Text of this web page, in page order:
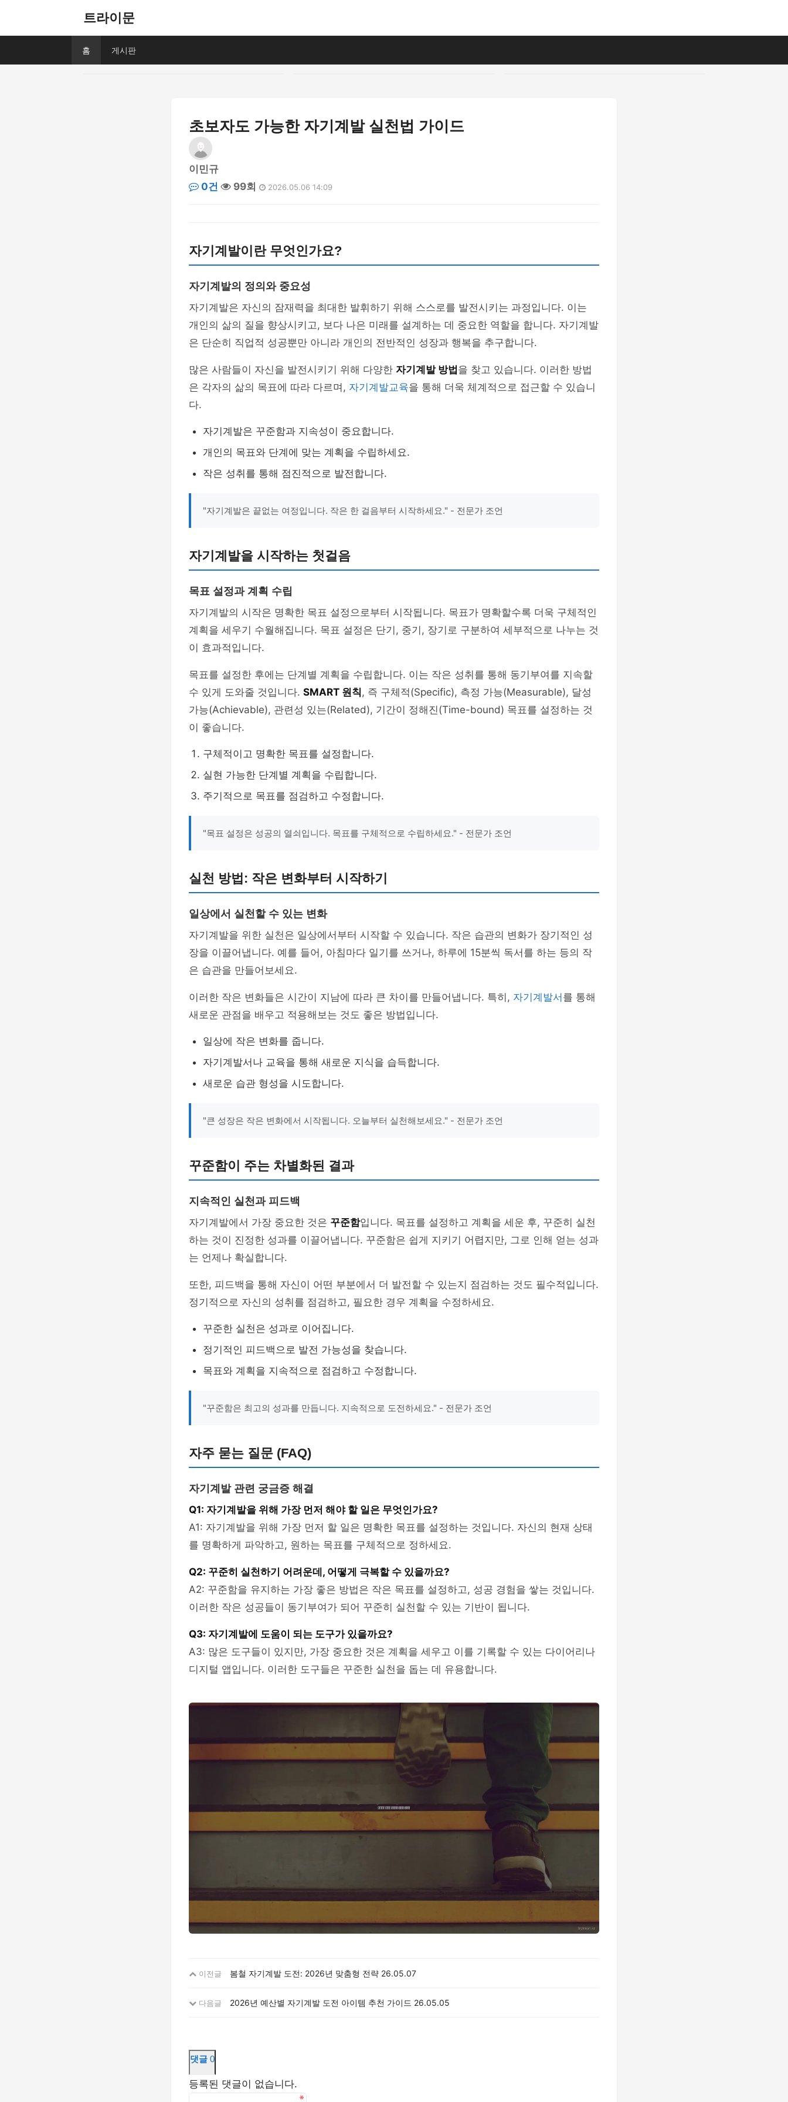
트라이문
홈 게시판
초보자도 가능한 자기계발 실천법 가이드
이민규
0건
99회 2026.05.06 14:09
자기계발이란 무엇인가요?
자기계발의 정의와 중요성
자기계발은 자신의 잠재력을 최대한 발휘하기 위해 스스로를 발전시키는 과정입니다. 이는
개인의 삶의 질을 향상시키고, 보다 나은 미래를 설계하는 데 중요한 역할을 합니다. 자기계발
은 단순히 직업적 성공뿐만 아니라 개인의 전반적인 성장과 행복을 추구합니다.
많은 사람들이 자신을 발전시키기 위해 다양한 자기계발 방법 을 찾고 있습니다. 이러한 방법
은 각자의 삶의 목표에 따라 다르며, 자기계발교육을 통해 더욱 체계적으로 접근할 수 있습니
다.
자기계발은 꾸준함과 지속성이 중요합니다.
개인의 목표와 단계에 맞는 계획을 수립하세요.
작은 성취를 통해 점진적으로 발전합니다.
"자기계발은 끝없는 여정입니다. 작은 한 걸음부터 시작하세요." - 전문가 조언
자기계발을 시작하는 첫걸음
목표 설정과 계획 수립
자기계발의 시작은 명확한 목표 설정으로부터 시작됩니다. 목표가 명확할수록 더욱 구체적인
계획을 세우기 수월해집니다. 목표 설정은 단기, 중기, 장기로 구분하여 세부적으로 나누는 것
이 효과적입니다.
목표를 설정한 후에는 단계별 계획을 수립합니다. 이는 작은 성취를 통해 동기부여를 지속할
수 있게 도와줄 것입니다. SMART 원칙, 즉 구체적(Specific), 측정 가능(Measurable), 달성
가능(Achievable), 관련성 있는(Related), 기간이 정해진(Time-bound) 목표를 설정하는 것
이 좋습니다.
구체적이고 명확한 목표를 설정합니다.
실현 가능한 단계별 계획을 수립합니다.
주기적으로 목표를 점검하고 수정합니다.
"목표 설정은 성공의 열쇠입니다. 목표를 구체적으로 수립하세요." - 전문가 조언
실천 방법: 작은 변화부터 시작하기
일상에서 실천할 수 있는 변화
자기계발을 위한 실천은 일상에서부터 시작할 수 있습니다. 작은 습관의 변화가 장기적인 성
장을 이끌어냅니다. 예를 들어, 아침마다 일기를 쓰거나, 하루에 15분씩 독서를 하는 등의 작
은 습관을 만들어보세요.
이러한 작은 변화들은 시간이 지남에 따라 큰 차이를 만들어냅니다. 특히, 자기계발서 를 통해
새로운 관점을 배우고 적용해보는 것도 좋은 방법입니다.
일상에 작은 변화를 줍니다.
자기계발서나 교육을 통해 새로운 지식을 습득합니다.
새로운 습관 형성을 시도합니다.
"큰 성장은 작은 변화에서 시작됩니다. 오늘부터 실천해보세요." - 전문가 조언
꾸준함이 주는 차별화된 결과
지속적인 실천과 피드백
자기계발에서 가장 중요한 것은 꾸준함입니다. 목표를 설정하고 계획을 세운 후, 꾸준히 실천
하는 것이 진정한 성과를 이끌어냅니다. 꾸준함은 쉽게 지키기 어렵지만, 그로 인해 얻는 성과
는 언제나 확실합니다.
또한, 피드백을 통해 자신이 어떤 부분에서 더 발전할 수 있는지 점검하는 것도 필수적입니다.
정기적으로 자신의 성취를 점검하고, 필요한 경우 계획을 수정하세요.
꾸준한 실천은 성과로 이어집니다.
정기적인 피드백으로 발전 가능성을 찾습니다.
목표와 계획을 지속적으로 점검하고 수정합니다.
"꾸준함은 최고의 성과를 만듭니다. 지속적으로 도전하세요." - 전문가 조언
자주 묻는 질문 (FAQ)
자기계발 관련 궁금증 해결
Q1: 자기계발을 위해 가장 먼저 해야 할 일은 무엇인가요?
A1: 자기계발을 위해 가장 먼저 할 일은 명확한 목표를 설정하는 것입니다. 자신의 현재 상태
를 명확하게 파악하고, 원하는 목표를 구체적으로 정하세요.
Q2: 꾸준히 실천하기 어려운데, 어떻게 극복할 수 있을까요?
A2: 꾸준함을 유지하는 가장 좋은 방법은 작은 목표를 설정하고, 성공 경험을 쌓는 것입니다.
이러한 작은 성공들이 동기부여가 되어 꾸준히 실천할 수 있는 기반이 됩니다.
Q3: 자기계발에 도움이 되는 도구가 있을까요?
A3: 많은 도구들이 있지만, 가장 중요한 것은 계획을 세우고 이를 기록할 수 있는 다이어리나
디지털 앱입니다. 이러한 도구들은 꾸준한 실천을 돕는 데 유용합니다.
이전글 봄철 자기계발 도전: 2026년 맞춤형 전략 26.05.07
다음글 2026년 예산별 자기계발 도전 아이템 추천 가이드 26.05.05
댓글 0
등록된 댓글이 없습니다.